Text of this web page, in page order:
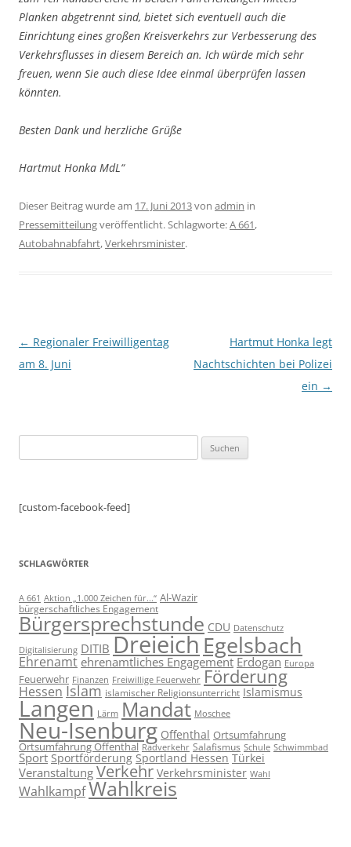
Planken abgetrennt sind, bietet sich eventuell auch die
Einrichtung eines großen Kreisverkehrs zur Verbesserung des
Verkehrsflusses in diesem Bereich an. Ich würde mich sehr
freuen, wenn Sie auch diese Idee einmal überprüfen lassen
könnten.
Besten Dank und herzliche Grüße
Hartmut Honka MdL“
Dieser Beitrag wurde am 17. Juni 2013von admin in
Pressemitteilungveröffentlicht. Schlagworte:A 661,
Autobahnabfahrt,Verkehrsminister.
Beitragsnavigation
← Regionaler Freiwilligentag
am 8. Juni
Hartmut Honka legt
Nachtschichten bei Polizei
ein →
nach:
[custom-facebook-feed]
SCHLAGWÖRTER
A 661 Aktion „1.000 Zeichen für...“ Al-Wazir
bürgerschaftliches Engagement
Bürgersprechstunde CDU Datenschutz
Digitalisierung DITIB DreieichEgelsbach
Ehrenamt ehrenamtliches Engagement Erdogan Europa
Feuerwehr Finanzen Freiwillige Feuerwehr Förderung
Hessen Islam islamischer Religionsunterricht Islamismus
Langen Lärm Mandat Moschee
Neu-Isenburg Offenthal Ortsumfahrung
Ortsumfahrung Offenthal Radverkehr Salafismus Schule Schwimmbad
Sport Sportförderung Sportland Hessen Türkei
Veranstaltung Verkehr Verkehrsminister Wahl
WahlkampfWahlkreis